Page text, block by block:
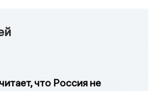
что Россия не